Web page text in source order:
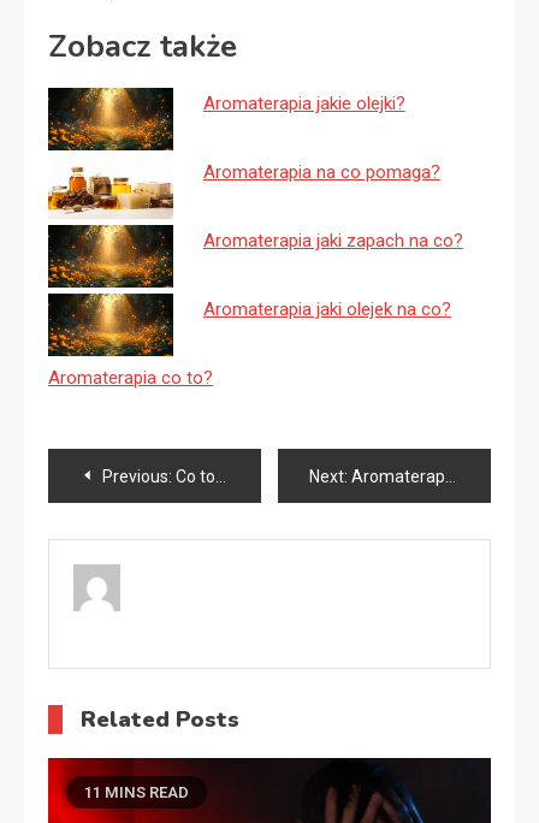
Zobacz także
Aromaterapia jakie olejki?
Aromaterapia na co pomaga?
Aromaterapia jaki zapach na co?
Aromaterapia jaki olejek na co?
Aromaterapia co to?
Nawigacja
wpisu
Previous: Co to jest aromaterapia? Next: Aromaterapia jak łączyć olejki?
Related Posts
11 MINS READ